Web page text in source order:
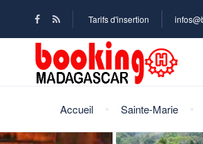
Tarifs d'insertion
Accueil Sainte-Marie